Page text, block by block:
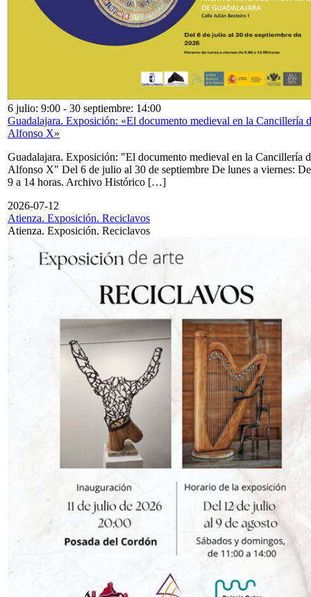
6 julio: 9:00 - 30 septiembre: 14:00
Guadalajara. Exposición: «El documento medieval en la Cancillería
Alfonso X»
Guadalajara. Exposición: "El documento medieval en la Cancillería
Alfonso X" Del 6 de julio al 30 de septiembre De lunes a viernes: De
9 a 14 horas. Archivo Histórico […]
2026-07-12
Atienza. Exposición. Reciclavos
Atienza. Exposición. Reciclavos